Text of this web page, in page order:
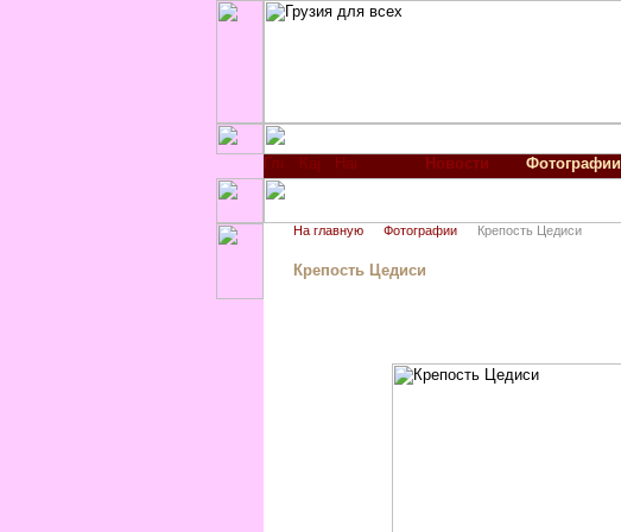
Новости Фотографии
На главную Фотографии Крепость Цедиси
Крепость Цедиси